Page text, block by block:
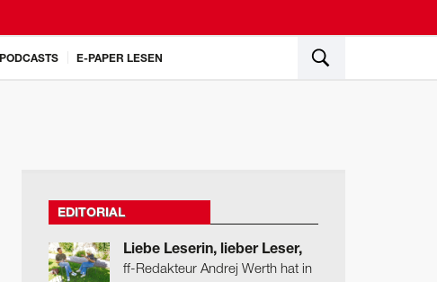
PODCASTS E-PAPER LESEN
EDITORIAL
Liebe Leserin, lieber Leser,
ff-Redakteur Andrej Werth hat in